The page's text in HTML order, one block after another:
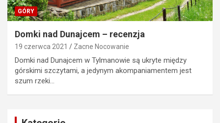
GÓRY
Domki nad Dunajcem – recenzja
19 czerwca 2021 Zacne Nocowanie
Domki nad Dunajcem w Tylmanowie są ukryte między
górskimi szczytami, a jedynym akompaniamentem jest
szum rzeki…